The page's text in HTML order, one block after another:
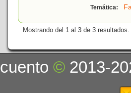
Temática:
Mostrando del 1 al 3 de 3 resultados.
cuento© 2013-